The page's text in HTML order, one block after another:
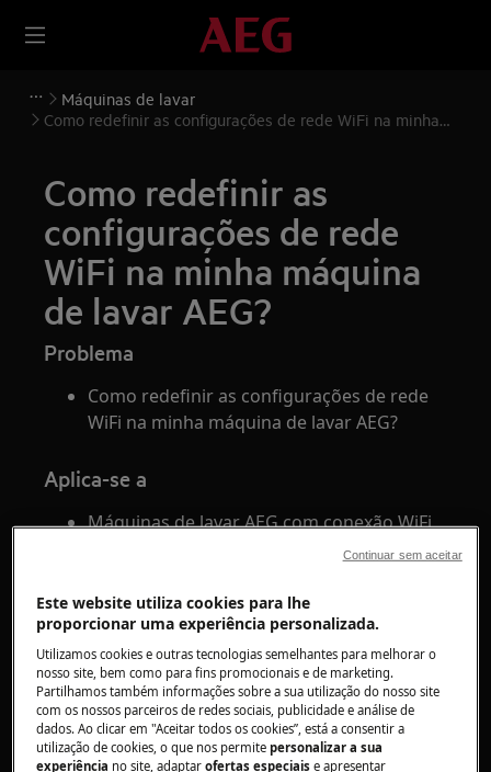
Máquinas de lavar
Como redefinir as configurações de rede WiFi na minha
Como redefinir as
configurações de rede
WiFi na minha máquina
de lavar AEG?
Problema
Como redefinir as configurações de rede
WiFi na minha máquina de lavar AEG?
Aplica-se a
Máquinas de lavar AEG com conexão WiFi
Dependendo do modelo da máquina de lavar,
siga as etapas abaixo:
Máquina de lavar série 9000
Este website utiliza cookies para lhe
proporcionar uma experiência personalizada.
Utilizamos cookies e outras tecnologias semelhantes para melhorar o
nosso site, bem como para fins promocionais e de marketing.
Partilhamos também informações sobre a sua utilização do nosso site
com os nossos parceiros de redes sociais, publicidade e análise de
dados. Ao clicar em "Aceitar todos os cookies”, está a consentir a
utilização de cookies, o que nos permitepersonalizar a sua
experiência no site, adaptarofertas especiaise apresentar
Continuar sem aceitar